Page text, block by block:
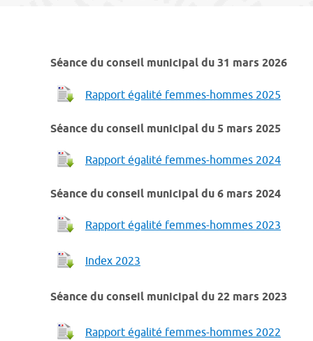
Séance du conseil municipal du 31 mars 2026
Rapport égalité femmes-hommes 2025
Séance du conseil municipal du 5 mars 2025
Rapport égalité femmes-hommes 2024
Séance du conseil municipal du 6 mars 2024
Rapport égalité femmes-hommes 2023
Index 2023
Séance du conseil municipal du 22 mars 2023
Rapport égalité femmes-hommes 2022